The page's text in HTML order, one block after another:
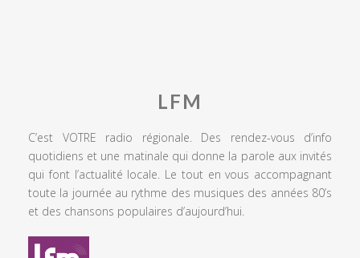
LFM
C’est VOTRE radio régionale. Des rendez-vous d’info
quotidiens et une matinale qui donne la parole aux invités
qui font l’actualité locale. Le tout en vous accompagnant
toute la journée au rythme des musiques des années 80’s
et des chansons populaires d’aujourd’hui.